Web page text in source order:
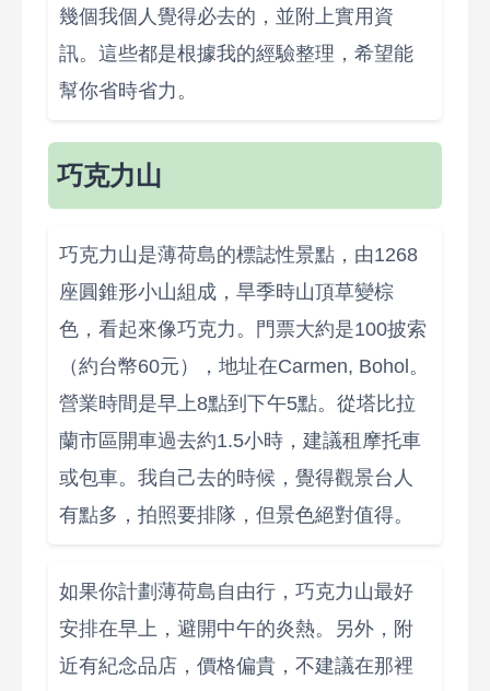
幾個我個人覺得必去的，並附上實用資
訊。這些都是根據我的經驗整理，希望能
幫你省時省力。
巧克力山
巧克力山是薄荷島的標誌性景點，由1268
座圓錐形小山組成，旱季時山頂草變棕
色，看起來像巧克力。門票大約是100披索
（約台幣60元），地址在Carmen, Bohol。
營業時間是早上8點到下午5點。從塔比拉
蘭市區開車過去約1.5小時，建議租摩托車
或包車。我自己去的時候，覺得觀景台人
有點多，拍照要排隊，但景色絕對值得。
如果你計劃薄荷島自由行，巧克力山最好
安排在早上，避開中午的炎熱。另外，附
近有紀念品店，價格偏貴，不建議在那裡